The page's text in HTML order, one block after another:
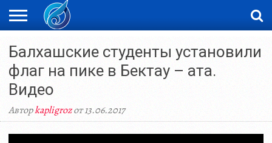
НОВОСТИ
ВИДЕО
ФОТОРЕПОРТАЖИ
ОРКЕН
Балхашские студенты установили
флаг на пике в Бектау – ата.
Видео
Авторkapligrozот 13.06.2017